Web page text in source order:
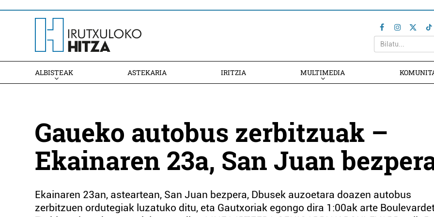
ALBISTEAK ASTEKARIA IRITZIA MULTIMEDIA
Gaueko autobus zerbitzuak –
Ekainaren 23a, San Juan
Ekainaren 23an, asteartean, San Juan bezpera, Dbusek auzoetara doazen autobus
zerbitzuen ordutegiak luzatuko ditu, eta Gautxoriak egongo dira 1:00ak arte